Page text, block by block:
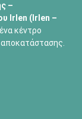
–
Irlen (Irlen –
κέντρο